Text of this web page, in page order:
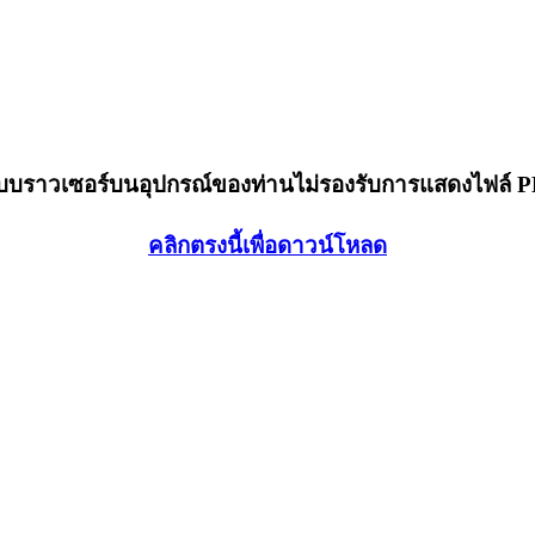
บราวเซอร์บนอุปกรณ์ของท่านไม่รองรับการแสดงไฟล์
คลิกตรงนี้เพื่อดาวน์โหลด